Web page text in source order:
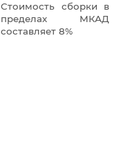
Стоимость сборки в
пределах МКАД
составляет 8%